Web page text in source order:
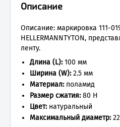
Описание
Описание: маркировка 111-
HELLERMANNTYTON,
ленту.
Длина (L):100 мм
Ширина (W):2.5 мм
Материал:поламид
Размер сжатия:80 Н
Цвет:натуральный
Максимальный диаметр: